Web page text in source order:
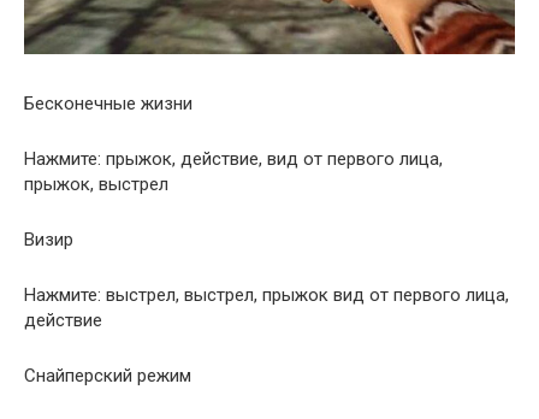
Бесконечные жизни
Нажмите: прыжок, действие, вид от первого лица,
прыжок, выстрел
Визир
Нажмите: выстрел, выстрел, прыжок вид от первого лица,
действие
Снайперский режим